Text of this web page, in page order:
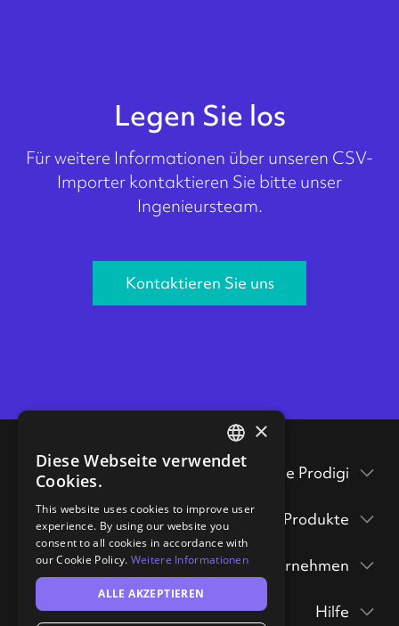
Legen Sie los
Für weitere Informationen über unseren CSV-
Importer kontaktieren Sie bitte unser
Ingenieursteam.
Kontaktieren Sie uns
Prodigi Group
hi@prodigi.com
Testen Sie Prodigi
Druck API
Produkte
anfordern
Unternehmen
Hilfe
ENGLISH
×
Diese Webseite verwendet
Cookies.
This website uses cookies to improve user
experience. By using our website you
consent to all cookies in accordance with
our Cookie Policy. Weitere Informationen
ALLE AKZEPTIEREN